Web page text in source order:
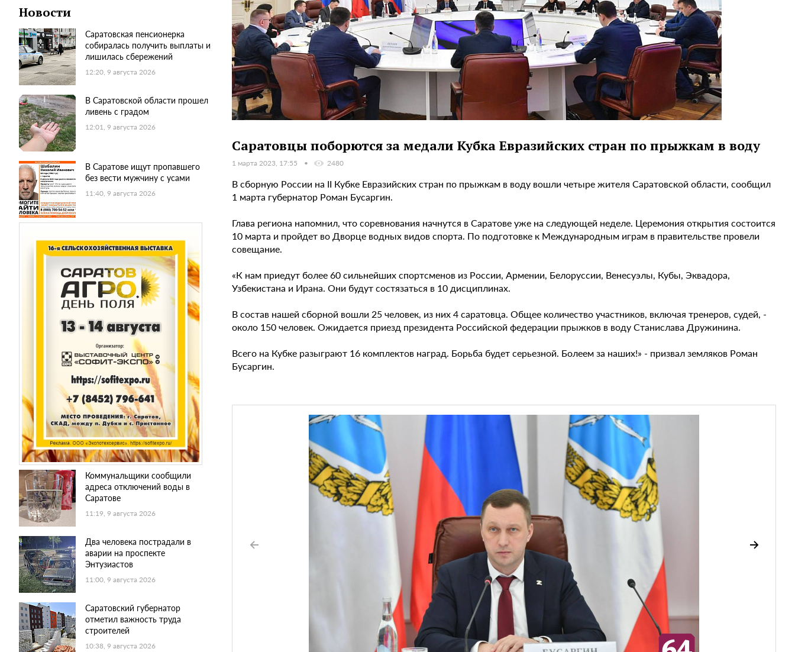
Новости
Саратовская пенсионерка
собиралась получить выплаты и
лишилась сбережений
12:20, 9 августа 2026
В Саратовской области прошел
ливень с градом
12:01, 9 августа 2026
В Саратове ищут пропавшего
без вести мужчину с усами
11:40, 9 августа 2026
Коммунальщики сообщили
адреса отключений воды в
Саратове
11:19, 9 августа 2026
Два человека пострадали в
аварии на проспекте
Энтузиастов
11:00, 9 августа 2026
Саратовский губернатор
отметил важность труда
строителей
10:38, 9 августа 2026
Саратовцы поборются за медали Кубка Евразийских стран по прыжкам в воду
1 марта 2023, 17:55 2480
В сборную России на II Кубке Евразийских стран по прыжкам в воду вошли четыре жителя Саратовской области, сообщил
1 марта губернатор Роман Бусаргин.
Глава региона напомнил, что соревнования начнутся в Саратове уже на следующей неделе. Церемония открытия состоится
10 марта и пройдет во Дворце водных видов спорта. По подготовке к Международным играм в правительстве провели
совещание.
«К нам приедут более 60 сильнейших спортсменов из России, Армении, Белоруссии, Венесуэлы, Кубы, Эквадора,
Узбекистана и Ирана. Они будут состязаться в 10 дисциплинах.
В состав нашей сборной вошли 25 человек, из них 4 саратовца. Общее количество участников, включая тренеров, судей, -
около 150 человек. Ожидается приезд президента Российской федерации прыжков в воду Станислава Дружинина.
Всего на Кубке разыграют 16 комплектов наград. Борьба будет серьезной. Болеем за наших!» - призвал земляков Роман
Бусаргин.